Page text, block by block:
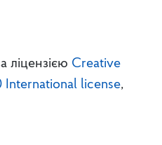
ліцензією Creative
license,